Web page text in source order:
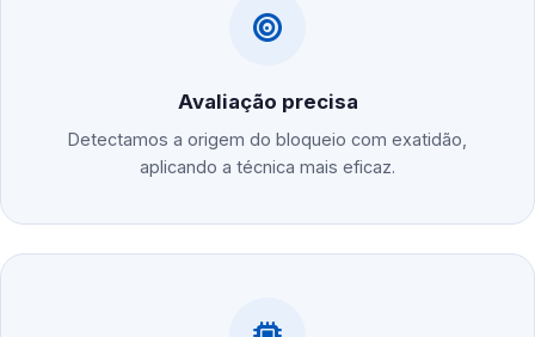
Avaliação precisa
Detectamos a origem do bloqueio com exatidão,
aplicando a técnica mais eficaz.